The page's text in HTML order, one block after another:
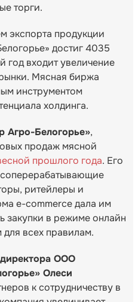
торги.
экспорта продукции
достиг 4035
год входит увеличение
Мясная биржа
инструментом
холдинга.
Агро-Белогорье»,
продаж мясной
прошлого года. Его
ритейлеры и
e-commerce дала им
закупки в режиме онлайн
всех правилам.
директора ООО
Олеси
к сотрудничеству в